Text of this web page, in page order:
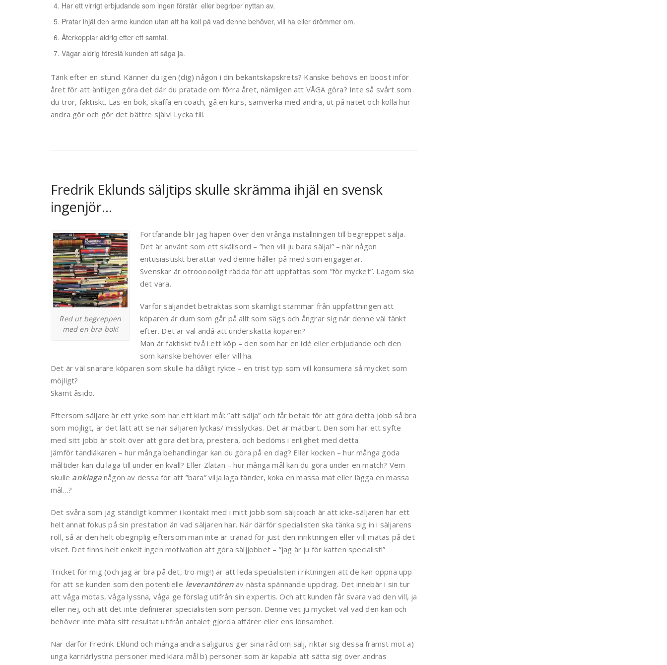
Har ett virrigt erbjudande som ingen förstår eller begriper nyttan av.
Pratar ihjäl den arme kunden utan att ha koll på vad denne behöver, vill ha eller drömmer om.
Återkopplar aldrig efter ett samtal.
Vågar aldrig föreslå kunden att säga ja.
Tänk efter en stund. Känner du igen (dig) någon i din bekantskapskrets? Kanske behövs en boost inför
året för att äntligen göra det där du pratade om förra året, nämligen att VÅGA göra? Inte så svårt som
du tror, faktiskt. Läs en bok, skaffa en coach, gå en kurs, samverka med andra, ut på nätet och kolla hur
andra gör och gör det bättre själv! Lycka till.
Fredrik Eklunds säljtips skulle skrämma ihjäl en svensk
ingenjör…
Red ut begreppen
med en bra bok!
Fortfarande blir jag häpen över den vrånga inställningen till begreppet sälja.
Det är använt som ett skällsord – ”hen vill ju bara sälja!” – när någon
entusiastiskt berättar vad denne håller på med som engagerar.
Svenskar är otroooooligt rädda för att uppfattas som ”för mycket”. Lagom ska
det vara.
Varför säljandet betraktas som skamligt stammar från uppfattningen att
köparen är dum som går på allt som sägs och ångrar sig när denne väl tänkt
efter. Det är väl ändå att underskatta köparen?
Man är faktiskt två i ett köp – den som har en idé eller erbjudande och den
som kanske behöver eller vill ha.
Det är väl snarare köparen som skulle ha dåligt rykte – en trist typ som vill konsumera så mycket som
möjligt?
Skämt åsido.
Eftersom säljare är ett yrke som har ett klart mål: ”att sälja” och får betalt för att göra detta jobb så bra
som möjligt, är det lätt att se när säljaren lyckas/ misslyckas. Det är mätbart. Den som har ett syfte
med sitt jobb är stolt över att göra det bra, prestera, och bedöms i enlighet med detta.
Jämför tandläkaren – hur många behandlingar kan du göra på en dag? Eller kocken – hur många goda
måltider kan du laga till under en kväll? Eller Zlatan – hur många mål kan du göra under en match? Vem
skulle anklaganågon av dessa för att ”bara” vilja laga tänder, koka en massa mat eller lägga en massa
mål…?
Det svåra som jag ständigt kommer i kontakt med i mitt jobb som säljcoach är att icke-säljaren har ett
helt annat fokus på sin prestation än vad säljaren har. När därför specialisten ska tänka sig in i säljarens
roll, så är den helt obegriplig eftersom man inte är tränad för just den inriktningen eller vill mätas på det
viset. Det finns helt enkelt ingen motivation att göra säljjobbet – ”jag är ju för katten specialist!”
Tricket för mig (och jag är bra på det, tro mig!) är att leda specialisten i riktningen att de kan öppna upp
för att se kunden som den potentielle leverantören av nästa spännande uppdrag. Det innebär i sin tur
att våga mötas, våga lyssna, våga ge förslag utifrån sin expertis. Och att kunden får svara vad den vill, ja
eller nej, och att det inte definierar specialisten som person. Denne vet ju mycket väl vad den kan och
behöver inte mäta sitt resultat utifrån antalet gjorda affärer eller ens lönsamhet.
När därför Fredrik Eklund och många andra säljgurus ger sina råd om sälj, riktar sig dessa främst mot a)
unga karriärlystna personer med klara mål b) personer som är kapabla att sätta sig över andras